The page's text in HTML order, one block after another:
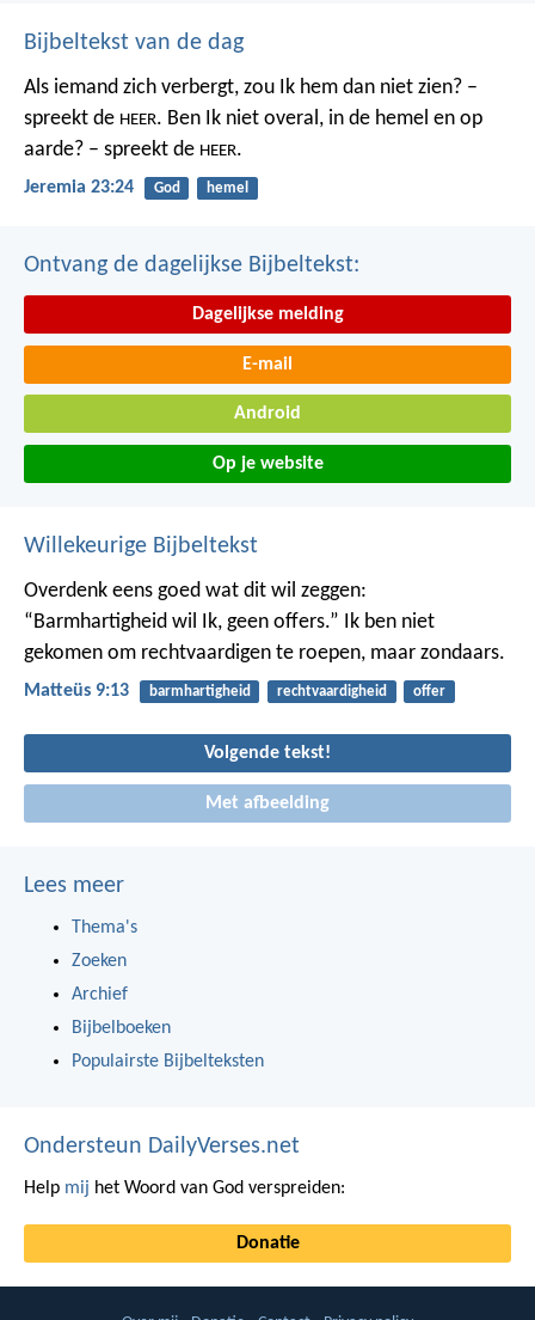
Bijbeltekst van de dag
Als iemand zich verbergt, zou Ik hem dan niet zien? –
spreekt de HEER. Ben Ik niet overal, in de hemel en op
aarde? – spreekt de HEER.
Jeremia 23:24 God hemel
Ontvang de dagelijkse Bijbeltekst:
Dagelijkse melding
E-mail
Android
Op je website
Willekeurige Bijbeltekst
Overdenk eens goed wat dit wil zeggen:
“Barmhartigheid wil Ik, geen offers.” Ik ben niet
gekomen om rechtvaardigen te roepen, maar zondaars.
Matteüs 9:13 barmhartigheid rechtvaardigheid offer
Volgende tekst!
Met afbeelding
Lees meer
Thema's
Zoeken
Archief
Bijbelboeken
Populairste Bijbelteksten
Ondersteun DailyVerses.net
Help mij het Woord van God verspreiden:
Donatie